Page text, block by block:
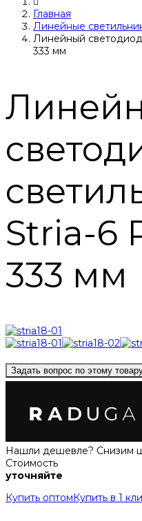
Главная
Линейные
Линейный
333 мм
Stria-6
333 мм
Задать вопрос по этому
Нашли дешевле? Снизим
Стоимость
уточняйте
Купить оптом Купить в 1